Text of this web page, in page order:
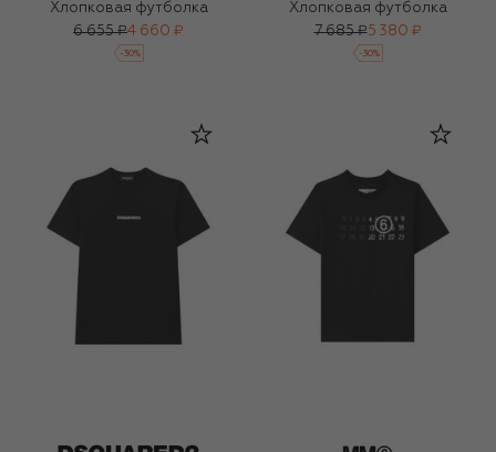
Хлопковая футболка
6 655 ₽4 660 ₽
-30%
Хлопковая футболка
7 685 ₽5 380 ₽
-30%